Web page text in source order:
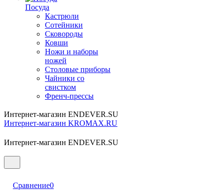
Посуда
Кастрюли
Сотейники
Сковороды
Ковши
Ножи и наборы
ножей
Столовые приборы
Чайники со
свистком
Френч-прессы
Интернет-магазин ENDEVER.SU
Интернет-магазин KROMAX.RU
Интернет-магазин ENDEVER.SU
Сравнение0